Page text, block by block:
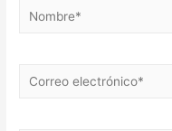
Nombre*
Correo